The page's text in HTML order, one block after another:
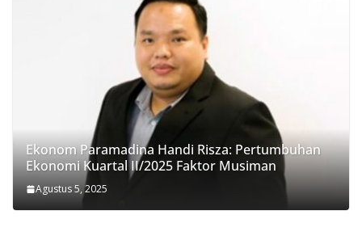
Ekonom Paramadina Handi Risza: Pertumbuhan
Ekonomi Kuartal II/2025 Faktor Musiman
Agustus 5, 2025